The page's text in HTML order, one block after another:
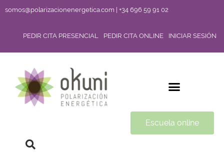
somos@polarizacionenergetica.com | +34 696 59 91 02
PEDIR CITA PRESENCIAL PEDIR CITA ONLINE INICIAR SESIÓN
Escuela online